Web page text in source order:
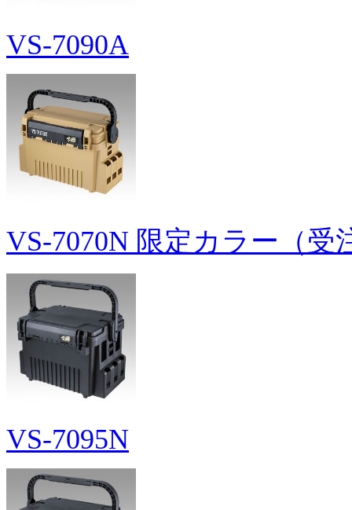
VS-7090A
VS-7070N 限定カラー（受
VS-7095N